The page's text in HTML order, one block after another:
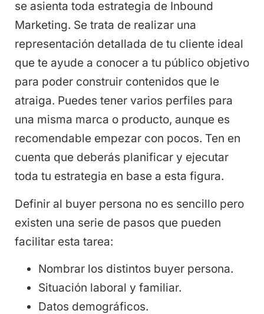
se asienta toda estrategia de Inbound
Marketing. Se trata de realizar una
representación detallada de tu cliente ideal
que te ayude a conocer a tu público objetivo
para poder construir contenidos que le
atraiga. Puedes tener varios perfiles para
una misma marca o producto, aunque es
recomendable empezar con pocos. Ten en
cuenta que deberás planificar y ejecutar
toda tu estrategia en base a esta figura.
Definir al buyer persona no es sencillo pero
existen una serie de pasos que pueden
facilitar esta tarea:
Nombrar los distintos buyer persona.
Situación laboral y familiar.
Datos demográficos.